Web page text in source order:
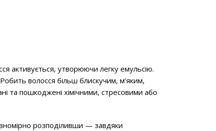
активується, утворюючи легку емульсію.
волосся більш блискучим, м’яким,
та пошкоджені хімічними, стресовими або
розподіливши — завдяки